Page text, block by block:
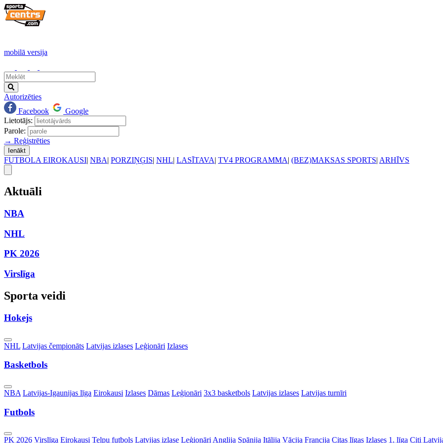
mobilā versija
Autorizēties
Facebook
Google
Lietotājs:
Parole:
→ Reģistrēties
Ienākt
FUTBOLA EIROKAUSI| NBA| PORZIŅĢIS| NHL| LASĪTAVA| TV4 PROGRAMMA| (BEZ)MAKSAS SPORTS| ARHĪVS
Aktuāli
NBA
NHL
PK 2026
Virslīga
Sporta veidi
Hokejs
Toggle
Dropdown
NHL Latvijas čempionāts Latvijas izlases Leģionāri Izlases
Basketbols
Toggle
Dropdown
NBA Latvijas-Igaunijas līga Eirokausi Izlases Dāmas Leģionāri 3x3 basketbols Latvijas izlases Latvijas turnīri
Futbols
Toggle
PK 2026 Virslīga Eirokausi Telpu futbols Latvijas izlase Leģionāri Anglija Spānija Itālija Vācija Francija Citas līgas Izlases 1. līga Citi